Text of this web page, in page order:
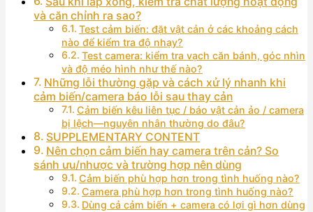
và căn chỉnh ra sao?
Test cảm biến: đặt vật cản ở các khoảng cách
nào để kiểm tra độ nhạy?
Test camera: kiểm tra vạch căn bánh, góc nhìn
và độ méo hình như thế nào?
Những lỗi thường gặp và cách xử lý nhanh khi
cảm biến/camera báo lỗi sau thay cản
Cảm biến kêu liên tục / báo vật cản ảo / camera
bị lệch—nguyên nhân thường do đâu?
SUPPLEMENTARY CONTENT
Nên chọn cảm biến hay camera trên cản? So
sánh ưu/nhược và trường hợp nên dùng
Cảm biến phù hợp hơn trong tình huống nào?
Camera phù hợp hơn trong tình huống nào?
Dùng cả cảm biến + camera có lợi gì hơn dùng